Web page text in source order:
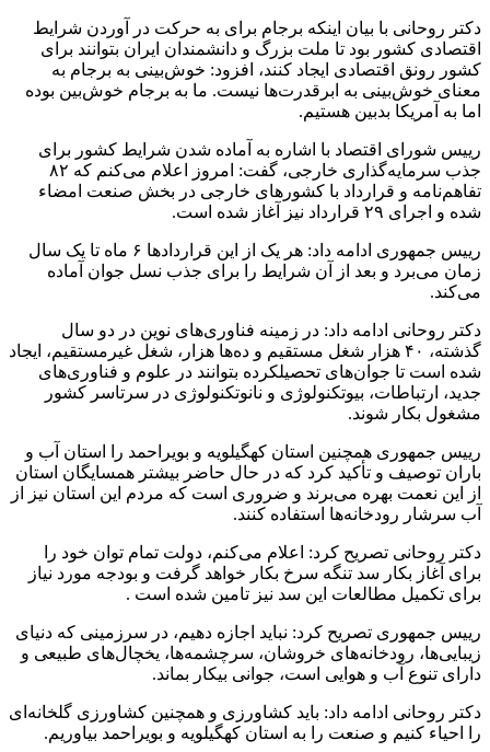
دکتر روحانی با بیان اینکه برجام برای به حرکت در آوردن شرایط
اقتصادی کشور بود تا ملت بزرگ و دانشمندان ایران بتوانند برای
کشور رونق اقتصادی ایجاد کنند، افزود: خوش‌بینی به برجام به
معنای خوش‌بینی به ابرقدرت‌ها نیست. ما به برجام خوش‌بین بوده
اما به آمریکا بدبین هستیم.
رییس شورای اقتصاد با اشاره به آماده شدن شرایط کشور برای
جذب سرمایه‌گذاری خارجی، گفت: امروز اعلام می‌کنم که ۸۲
تفاهم‌نامه و قرارداد با کشورهای خارجی در بخش صنعت امضاء
شده و اجرای ۲۹ قرارداد نیز آغاز شده است.
رییس‌ جمهوری ادامه داد: هر یک از این قراردادها ۶ ماه تا یک سال
زمان می‌برد و بعد از آن شرایط را برای جذب نسل جوان آماده
می‌کند.
دکتر روحانی ادامه داد: در زمینه فناوری‌های نوین در دو سال
گذشته، ۴۰ هزار شغل مستقیم و ده‌ها هزار، شغل غیرمستقیم، ایجاد
شده است تا جوان‌های تحصیلکرده بتوانند در علوم و فناوری‌های
جدید، ارتباطات، بیوتکنولوژی و نانوتکنولوژی در سرتاسر کشور
مشغول بکار شوند.
رییس‌ جمهوری همچنین استان کهگیلویه و بویراحمد را استان آب و
باران توصیف و تأکید کرد که در حال حاضر بیشتر همسایگان استان
از این نعمت بهره می‌برند و ضروری است که مردم این استان نیز از
آب سرشار رودخانه‌ها استفاده کنند.
دکتر روحانی تصریح کرد: اعلام می‌کنم، دولت تمام توان خود را
برای آغاز بکار سد تنگه سرخ بکار خواهد گرفت و بودجه مورد نیاز
برای تکمیل مطالعات این سد نیز تامین شده است .
رییس‌ جمهوری تصریح کرد: نباید اجازه دهیم، در سرزمینی که دنیای
زیبایی‌ها، رودخانه‌های خروشان، سرچشمه‌ها، یخچال‌های طبیعی و
دارای تنوع آب و هوایی است، جوانی بیکار بماند.
دکتر روحانی ادامه داد: باید کشاورزی و همچنین کشاورزی گلخانه‌ای
را احیاء کنیم و صنعت را به استان کهگیلویه و بویراحمد بیاوریم.